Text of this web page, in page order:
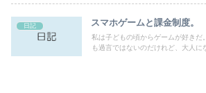
日記 スマホゲームと課金制度。
私は子どもの頃からゲームが好きだ
も過言ではないのだけれど、大人に